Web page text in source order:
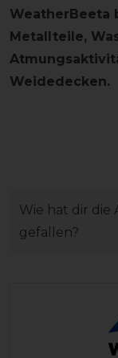
WeatherBeeta
Metallteile,
Weidedecken.
Wie hat dir die
gefallen?